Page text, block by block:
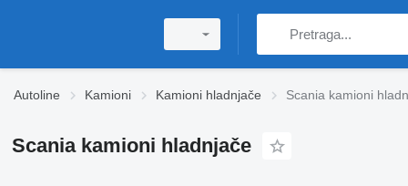
Autoline Kamioni Kamioni hladnjače Scania kamioni
Scania kamioni hladnjače